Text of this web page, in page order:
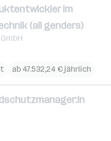
im
(all genders)
ab 47.532,24 € jährlich